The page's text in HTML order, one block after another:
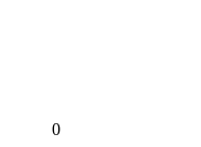
0